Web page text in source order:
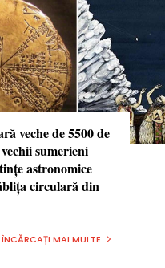
veche de 5500 de
sumerieni
astronomice
circulară din
ÎNCĂRCAȚI MAI MULTE